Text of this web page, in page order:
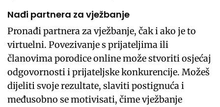
Nađi partnera za vježbanje
Pronađi partnera za vježbanje, čak i ako je to
virtuelni. Povezivanje s prijateljima ili
članovima porodice online može stvoriti osjećaj
odgovornosti i prijateljske konkurencije. Možeš
dijeliti svoje rezultate, slaviti postignuća i
međusobno se motivisati, čime vježbanje